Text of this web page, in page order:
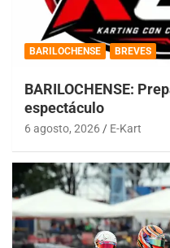
BARILOCHENSE BREVES
BARILOCHENSE:
espectáculo
6 agosto, 2026 E-Kart